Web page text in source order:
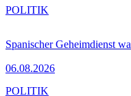
Spanischer Geheimdienst
06.08.2026
POLITIK
POLITIK